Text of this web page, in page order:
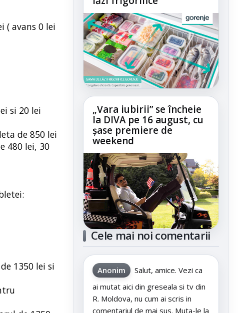
( avans 0 lei
si 20 lei
de 850 lei
480 lei, 30
1350 lei si
„Vara iubirii” se încheie
la DIVA pe 16 august, cu
șase premiere de
weekend
Cele mai noi comentarii
Anonim
Salut, amice. Vezi ca
ai mutat aici din greseala si tv din
R. Moldova, nu cum ai scris in
comentariul de mai sus. Muta-le la